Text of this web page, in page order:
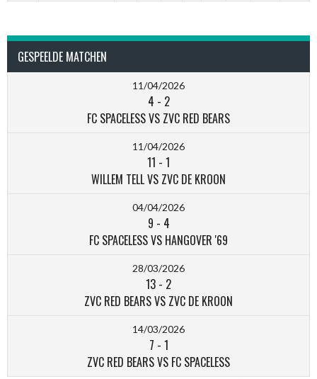
GESPEELDE MATCHEN
11/04/2026
4 - 2
FC SPACELESS VS ZVC RED BEARS
11/04/2026
11 - 1
WILLEM TELL VS ZVC DE KROON
04/04/2026
9 - 4
FC SPACELESS VS HANGOVER '69
28/03/2026
13 - 2
ZVC RED BEARS VS ZVC DE KROON
14/03/2026
7 - 1
ZVC RED BEARS VS FC SPACELESS